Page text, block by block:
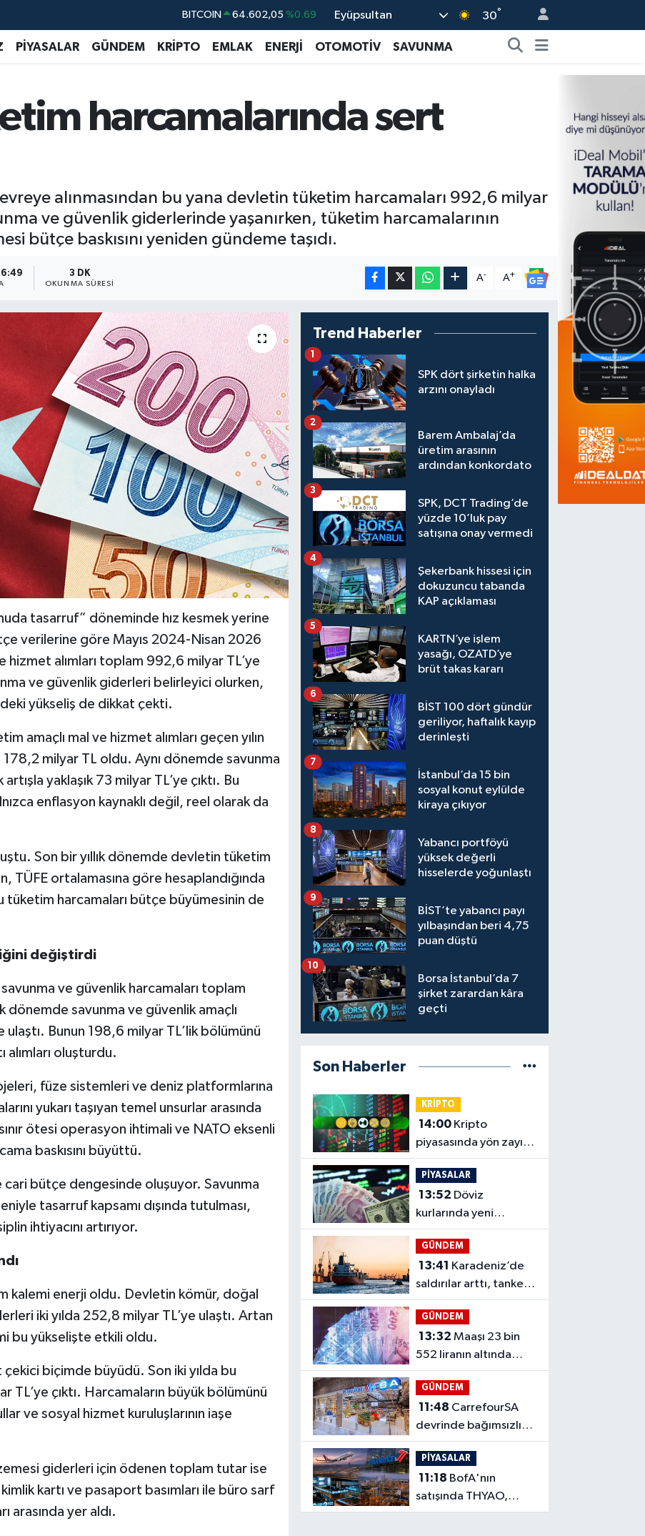
47,5986
EURO 55,0700 %0.1
6518.23
BİST100
Eyüpsultan 30°
PİYASALAR GÜNDEM KRİPTO EMLAK ENERJİ OTOMOTİV SAVUNMA
harcamalarında sert
alınmasından bu yana devletin tüketim harcamaları 992,6 milyar
ve güvenlik giderlerinde yaşanırken, tüketim harcamalarının
bütçe baskısını yeniden gündeme taşıdı.
3 DK
OKUNMA SÜRESI
A- A+
tasarruf” döneminde hız kesmek yerine
verilerine göre Mayıs 2024-Nisan 2026
alımları toplam 992,6 milyar TL’ye
ve güvenlik giderleri belirleyici olurken,
yükseliş de dikkat çekti.
amaçlı mal ve hizmet alımları geçen yılın
milyar TL oldu. Aynı dönemde savunma
yaklaşık 73 milyar TL’ye çıktı. Bu
enflasyon kaynaklı değil, reel olarak da
Son bir yıllık dönemde devletin tüketim
ortalamasına göre hesaplandığında
harcamaları bütçe büyümesinin de
değiştirdi
savunma ve güvenlik harcamaları toplam
dönemde savunma ve güvenlik amaçlı
Bunun 198,6 milyar TL’lik bölümünü
oluşturdu.
füze sistemleri ve deniz platformlarına
yukarı taşıyan temel unsurlar arasında
ötesi operasyon ihtimali ve NATO eksenli
baskısını büyüttü.
cari bütçe dengesinde oluşuyor. Savunma
tasarruf kapsamı dışında tutulması,
ihtiyacını artırıyor.
kalemi enerji oldu. Devletin kömür, doğal
iki yılda 252,8 milyar TL’ye ulaştı. Artan
bu yükselişte etkili oldu.
çekici biçimde büyüdü. Son iki yılda bu
TL’ye çıktı. Harcamaların büyük bölümünü
ve sosyal hizmet kuruluşlarının iaşe
giderleri için ödenen toplam tutar ise
kartı ve pasaport basımları ile büro sarf
arasında yer aldı.
Trend Haberler
SPK dört şirketin halka
arzını onayladı
1
Barem Ambalaj’da
üretim arasının
ardından konkordato
2
SPK, DCT Trading’de
yüzde 10’luk pay
satışına onay vermedi
3
Şekerbank hissesi için
dokuzuncu tabanda
KAP açıklaması
4
KARTN’ye işlem
yasağı, OZATD’ye
brüt takas kararı
5
BİST 100 dört gündür
geriliyor, haftalık kayıp
derinleşti
6
İstanbul’da 15 bin
sosyal konut eylülde
kiraya çıkıyor
7
Yabancı portföyü
yüksek değerli
hisselerde yoğunlaştı
8
BİST’te yabancı payı
yılbaşından beri 4,75
puan düştü
9
Borsa İstanbul’da 7
şirket zarardan kâra
geçti
10
Son Haberler
KRİPTO
14:00
piyasasında yön zayıf,
BNB ve HYPE ayrıştı
PİYASALAR
13:52
kurlarında yeni
zirveler, dolar 47,59
lirayı gördü
GÜNDEM
13:41
saldırılar arttı, tanker
yüklemeleri düştü
GÜNDEM
13:32 Maaşı 23 bin
552 liranın altında
kalanlara fark ödemesi
GÜNDEM
11:48
devrinde bağımsızlık
ve istihdam şartı
PİYASALAR
11:18
satışında THYAO,
alımında TUPRS öne